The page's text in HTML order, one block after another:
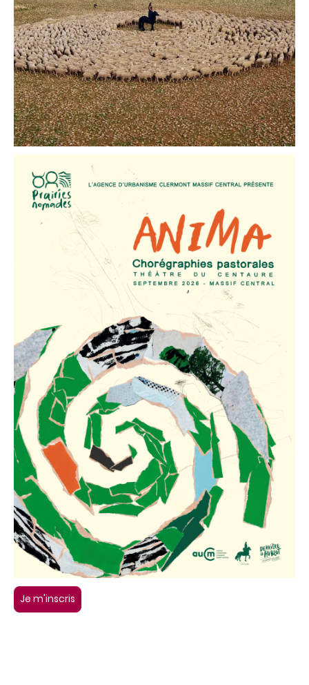
Je m'inscris